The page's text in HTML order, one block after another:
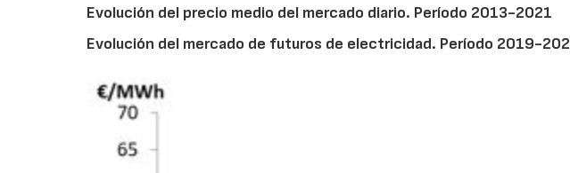
Evolución del precio medio del mercado diario. Período 2013-2021
Evolución del mercado de futuros de electricidad. Período 2019-202